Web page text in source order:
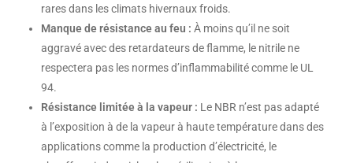
rares dans les climats hivernaux froids.
Manque de résistance au feu : À moins qu’il ne soit
aggravé avec des retardateurs de flamme, le nitrile ne
respectera pas les normes d’inflammabilité comme le UL
94.
Résistance limitée à la vapeur : Le NBR n’est pas adapté
à l’exposition à de la vapeur à haute température dans des
applications comme la production d’électricité, le